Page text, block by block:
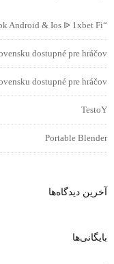
“1xbet App ᐉ Download 1xbet Mobile 1xbet Apk Android & Ios ᐉ 1xbet Fi
dostupné pre hráčov
dostupné pre hráčov
TestoY
Portable Blender
آخرین دیدگاه‌ها
بایگانی‌ها